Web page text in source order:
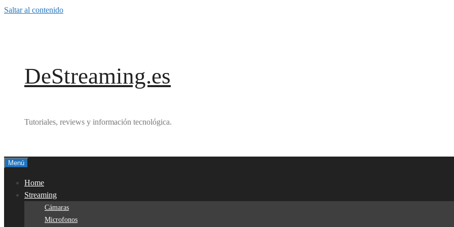
Saltar al contenido
DeStreaming.es
Tutoriales, reviews y información tecnológica.
Menú
Home
Streaming
Cámaras
Microfonos